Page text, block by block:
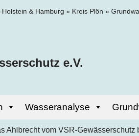
Holstein & Hamburg » Kreis Plön »
e.V.
Wasseranalyse